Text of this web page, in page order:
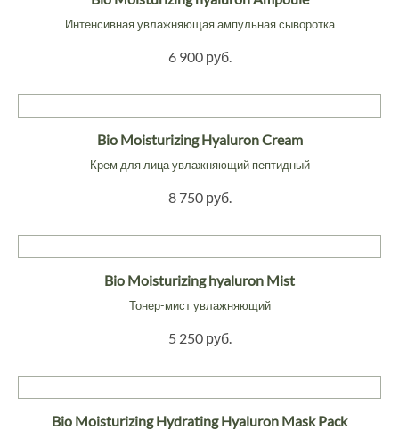
Интенсивная увлажняющая ампульная сыворотка
6 900 руб.
Bio Moisturizing Hyaluron Cream
Крем для лица увлажняющий пептидный
8 750 руб.
Bio Moisturizing hyaluron Mist
Тонер-мист увлажняющий
5 250 руб.
Bio Moisturizing Hydrating Hyaluron Mask Pack